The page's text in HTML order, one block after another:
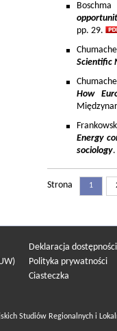
pp. 29.
Scientific
How
Energy
sociology
Strona 1
Deklaracja dostępności
Polityka prywatności
Ciasteczka
Studiów Regionalnych i